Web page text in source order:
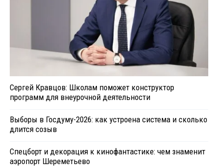
Сергей Кравцов: Школам поможет конструктор
программ для внеурочной деятельности
Выборы в Госдуму-2026: как устроена система и сколько
длится созыв
Спецборт и декорация к кинофантастике: чем знаменит
аэропорт Шереметьево